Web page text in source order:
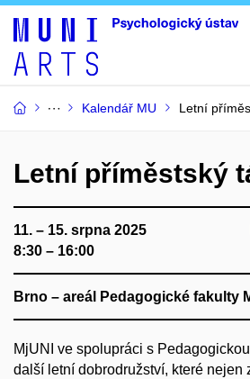
Kalendář MU Letní
Letní příměstský
11. – 15. srpna 2025
8:30 – 16:00
Brno – areál Pedagogické fakulty
MjUNI ve spolupráci s
další letní dobrodružství, které nejen